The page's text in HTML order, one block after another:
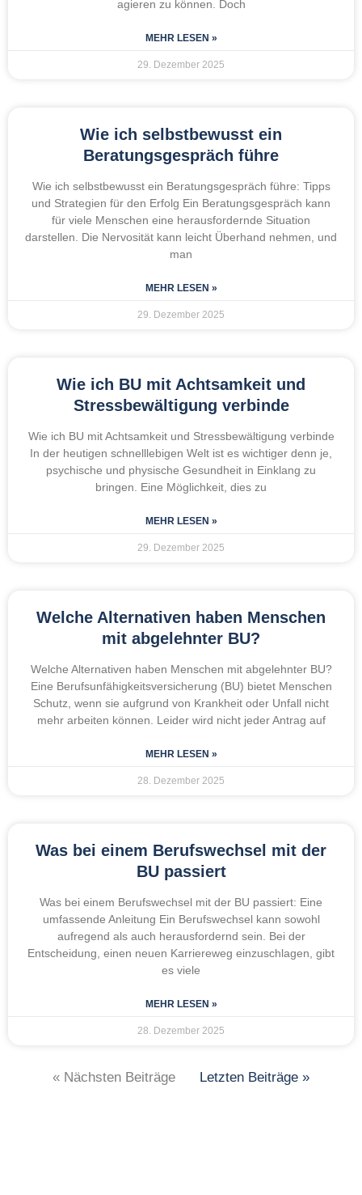
agieren zu können. Doch
MEHR LESEN »
29. Dezember 2025
Wie ich selbstbewusst ein
Beratungsgespräch führe
Wie ich selbstbewusst ein Beratungsgespräch führe: Tipps
und Strategien für den Erfolg Ein Beratungsgespräch kann
für viele Menschen eine herausfordernde Situation
darstellen. Die Nervosität kann leicht Überhand nehmen, und
man
MEHR LESEN »
29. Dezember 2025
Wie ich BU mit Achtsamkeit und
Stressbewältigung verbinde
Wie ich BU mit Achtsamkeit und Stressbewältigung verbinde
In der heutigen schnelllebigen Welt ist es wichtiger denn je,
psychische und physische Gesundheit in Einklang zu
bringen. Eine Möglichkeit, dies zu
MEHR LESEN »
29. Dezember 2025
Welche Alternativen haben Menschen
mit abgelehnter BU?
Welche Alternativen haben Menschen mit abgelehnter BU?
Eine Berufsunfähigkeitsversicherung (BU) bietet Menschen
Schutz, wenn sie aufgrund von Krankheit oder Unfall nicht
mehr arbeiten können. Leider wird nicht jeder Antrag auf
MEHR LESEN »
28. Dezember 2025
Was bei einem Berufswechsel mit der
BU passiert
Was bei einem Berufswechsel mit der BU passiert: Eine
umfassende Anleitung Ein Berufswechsel kann sowohl
aufregend als auch herausfordernd sein. Bei der
Entscheidung, einen neuen Karriereweg einzuschlagen, gibt
es viele
MEHR LESEN »
28. Dezember 2025
« Nächsten Beiträge Letzten Beiträge »